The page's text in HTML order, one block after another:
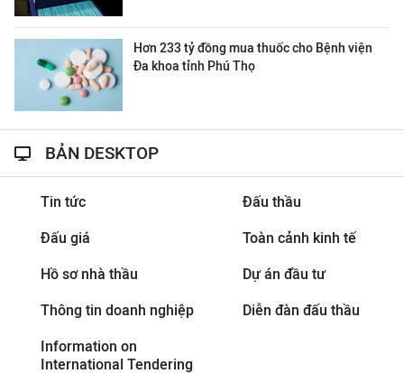
Hơn 233 tỷ đồng mua thuốc cho Bệnh viện
Đa khoa tỉnh Phú Thọ
BẢN DESKTOP
Tin tức Đấu thầu
Đấu giá Toàn cảnh kinh tế
Hồ sơ nhà thầu Dự án đầu tư
Thông tin doanh nghiệp Diễn đàn đấu thầu
Information on
International Tendering